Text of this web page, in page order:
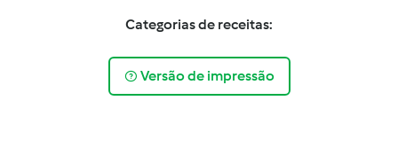
Categorias de receitas:
Versão de impressão